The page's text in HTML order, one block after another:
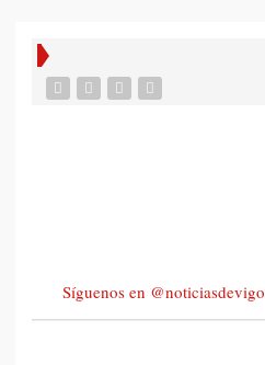
Síguenos en @noticiasdevigo